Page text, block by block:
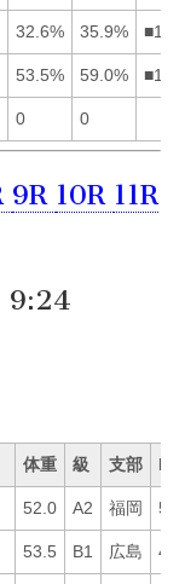
32.6% 35.9%
53.5% 59.0%
0 0
9R 10R 11R
9:24
体重 級 支部 Mo
52.0 A2 福岡 57
53.5 B1 広島 40